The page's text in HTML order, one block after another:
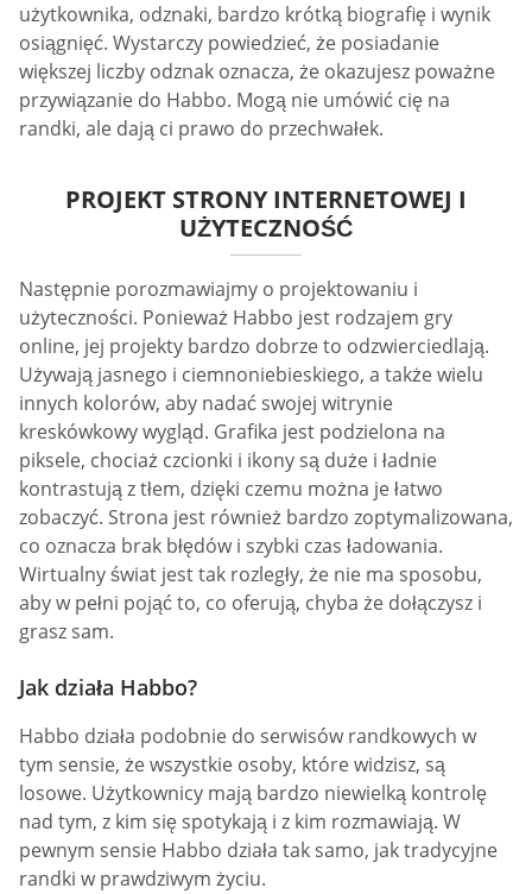
użytkownika, odznaki, bardzo krótką biografię i wynik
osiągnięć. Wystarczy powiedzieć, że posiadanie
większej liczby odznak oznacza, że okazujesz poważne
przywiązanie do Habbo. Mogą nie umówić cię na
randki, ale dają ci prawo do przechwałek.
PROJEKT STRONY INTERNETOWEJ I
UŻYTECZNOŚĆ
Następnie porozmawiajmy o projektowaniu i
użyteczności. Ponieważ Habbo jest rodzajem gry
online, jej projekty bardzo dobrze to odzwierciedlają.
Używają jasnego i ciemnoniebieskiego, a także wielu
innych kolorów, aby nadać swojej witrynie
kreskówkowy wygląd. Grafika jest podzielona na
piksele, chociaż czcionki i ikony są duże i ładnie
kontrastują z tłem, dzięki czemu można je łatwo
zobaczyć. Strona jest również bardzo zoptymalizowana,
co oznacza brak błędów i szybki czas ładowania.
Wirtualny świat jest tak rozległy, że nie ma sposobu,
aby w pełni pojąć to, co oferują, chyba że dołączysz i
grasz sam.
Jak działa Habbo?
Habbo działa podobnie do serwisów randkowych w
tym sensie, że wszystkie osoby, które widzisz, są
losowe. Użytkownicy mają bardzo niewielką kontrolę
nad tym, z kim się spotykają i z kim rozmawiają. W
pewnym sensie Habbo działa tak samo, jak tradycyjne
randki w prawdziwym życiu.